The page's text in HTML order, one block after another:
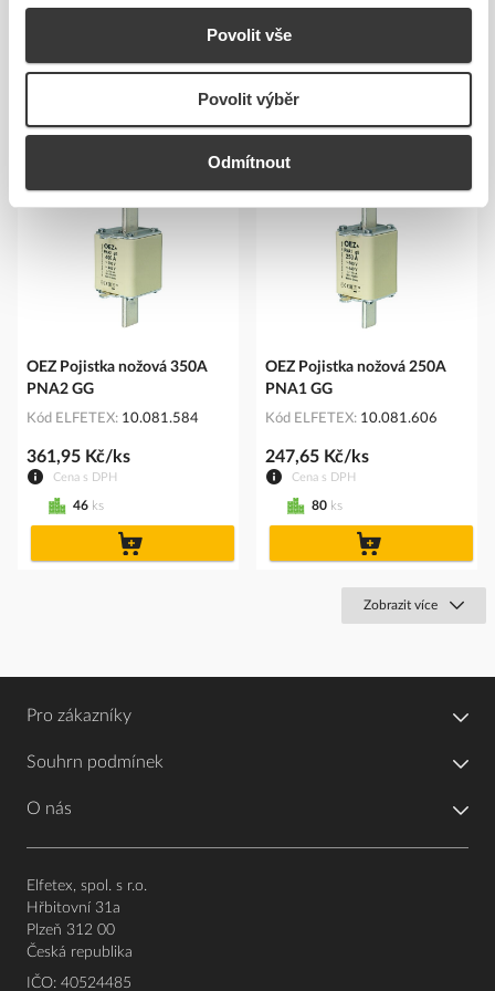
Povolit vše
Povolit výběr
Odmítnout
E-mail:EatonCareCZ@eaton.com
https://www.eaton.com/cz/cs-cz.html
Podobné produkty
OEZ Pojistka nožová 350A
PNA2 GG
Kód ELFETEX 10.081.584
Cena s DPH
361,95 Kč/ks
46 ks
OEZ Pojistka nožová 250A
PNA1 GG
Kód ELFETEX 10.081.606
Cena s DPH
247,65 Kč/ks
80 ks
Zobrazit více
Pro zákazníky
Souhrn podmínek
O nás
Elfetex, spol. s r.o.
Hřbitovní 31a
Plzeň 312 00
Česká republika
IČO: 40524485